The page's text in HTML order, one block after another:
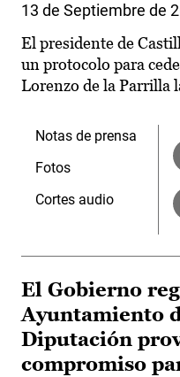
13 de Septiembre de
El presidente de
un protocolo para
Lorenzo de la Parrilla
Notas de prensa
Fotos
Cortes audio
El Gobierno
Ayuntamiento
Diputación
compromiso